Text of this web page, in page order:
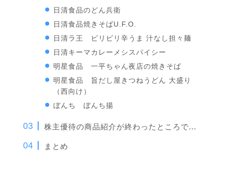
日清食品のどん兵衛
日清食品焼きそばU.F.O.
日清ラ王 ビリビリ辛うま 汁なし担々麺
日清キーマカレーメシスパイシー
明星食品 一平ちゃん夜店の焼きそば
明星食品 旨だし屋きつねうどん 大盛り
（西向け）
ぼんち ぼんち揚
株主優待の商品紹介が終わったところで...
まとめ